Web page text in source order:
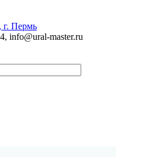
г. Пермь
info@ural-master.ru